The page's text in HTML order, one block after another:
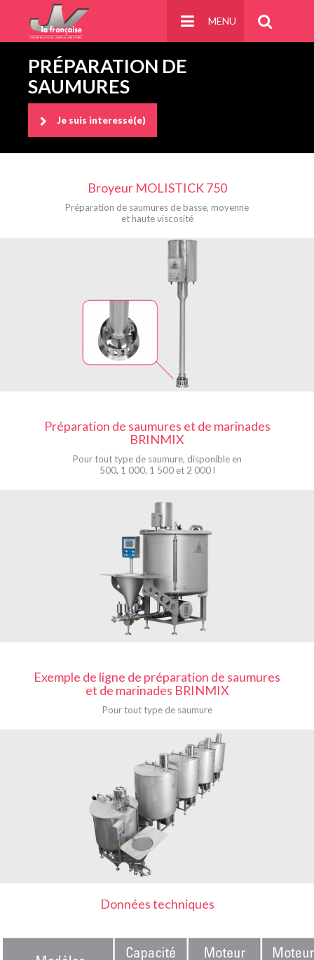
MENU
PRÉPARATION DE
SAUMURES
Je suis interessé(e)
Broyeur MOLISTICK 750
Préparation de saumures de basse, moyenne
et haute viscosité
Préparation de saumures et de marinades
BRINMIX
Pour tout type de saumure, disponible en
500, 1 000, 1 500 et 2 000 l
Exemple de ligne de préparation de saumures
et de marinades BRINMIX
Pour tout type de saumure
Données techniques
Panneau de gestion des cookies